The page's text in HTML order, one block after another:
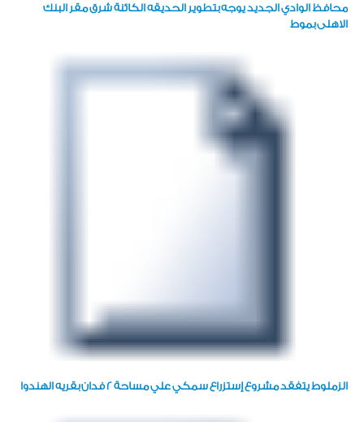
محافظ الوادي الجديد يوجه بتطوير الحديقه الكائنة شرق مقر البنك
الاهلى بموط
الزملوط يتفقد مشروع إستزراع سمكي علي مساحة 2 فدان بقريه الهندوا